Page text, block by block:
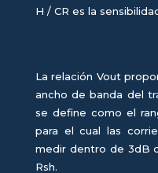
H / CR es la
La relación Vout
ancho de banda del
se define como el
para el cual las
medir dentro de 3dB
Rsh.